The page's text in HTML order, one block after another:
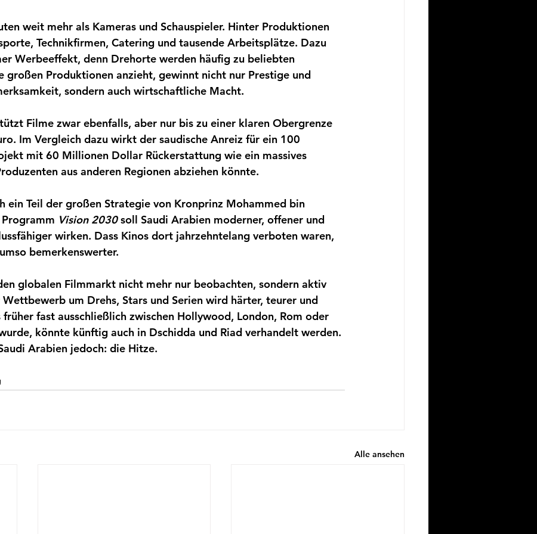
weit mehr als Kameras und Schauspieler. Hinter Produktionen
Technikfirmen, Catering und tausende Arbeitsplätze. Dazu
Werbeeffekt, denn Drehorte werden häufig zu beliebten
großen Produktionen anzieht, gewinnt nicht nur Prestige und
sondern auch wirtschaftliche Macht.
Filme zwar ebenfalls, aber nur bis zu einer klaren Obergrenze
Im Vergleich dazu wirkt der saudische Anreiz für ein 100
mit 60 Millionen Dollar Rückerstattung wie ein massives
aus anderen Regionen abziehen könnte.
ein Teil der großen Strategie von Kronprinz Mohammed bin
Vision 2030 soll Saudi Arabien moderner, offener und
wirken. Dass Kinos dort jahrzehntelang verboten waren,
bemerkenswerter.
globalen Filmmarkt nicht mehr nur beobachten, sondern aktiv
um Drehs, Stars und Serien wird härter, teurer und
fast ausschließlich zwischen Hollywood, London, Rom oder
könnte künftig auch in Dschidda und Riad verhandelt werden.
Arabien jedoch: die Hitze.
Alle ansehen